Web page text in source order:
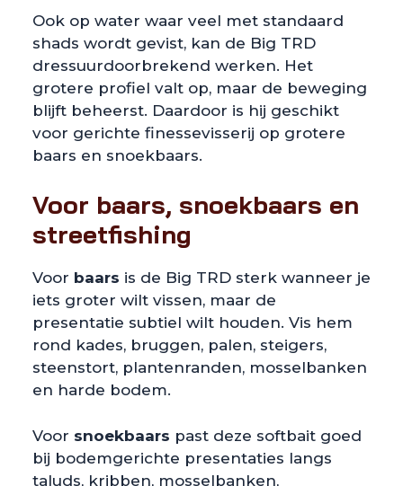
Ook op water waar veel met standaard
shads wordt gevist, kan de Big TRD
dressuurdoorbrekend werken. Het
grotere profiel valt op, maar de beweging
blijft beheerst. Daardoor is hij geschikt
voor gerichte finessevisserij op grotere
baars en snoekbaars.
Voor baars, snoekbaars en
streetfishing
Voor baars is de Big TRD sterk wanneer je
iets groter wilt vissen, maar de
presentatie subtiel wilt houden. Vis hem
rond kades, bruggen, palen, steigers,
steenstort, plantenranden, mosselbanken
en harde bodem.
Voor snoekbaars past deze softbait goed
bij bodemgerichte presentaties langs
taluds, kribben, mosselbanken,